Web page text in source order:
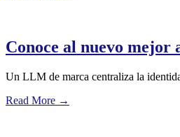
Conoce al nuevo
Un LLM de marca centraliza la
Read More →